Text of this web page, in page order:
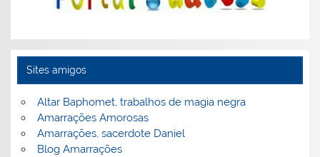
Sites amigos
Altar Baphomet, trabalhos de magia negra
Amarrações Amorosas
Amarrações, sacerdote Daniel
Blog Amarrações